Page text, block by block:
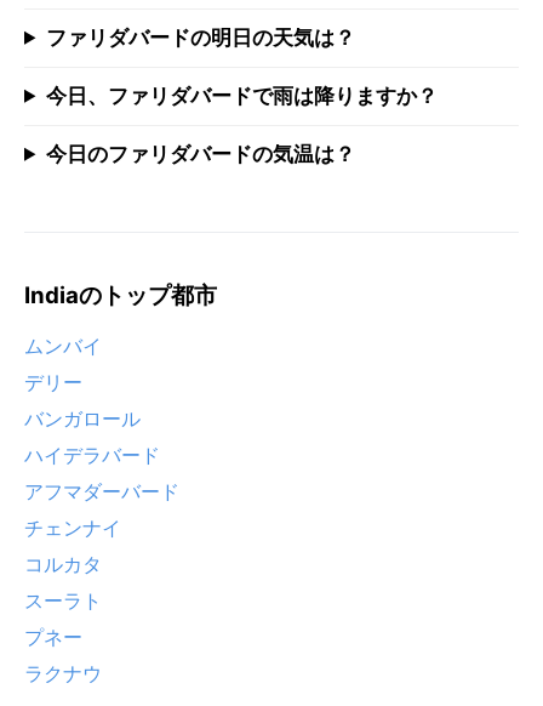
ファリダバードの明日の天気は？
今日、ファリダバードで雨は降りますか？
今日のファリダバードの気温は？
Indiaのトップ都市
ムンバイ
デリー
バンガロール
ハイデラバード
アフマダーバード
チェンナイ
コルカタ
スーラト
プネー
ラクナウ